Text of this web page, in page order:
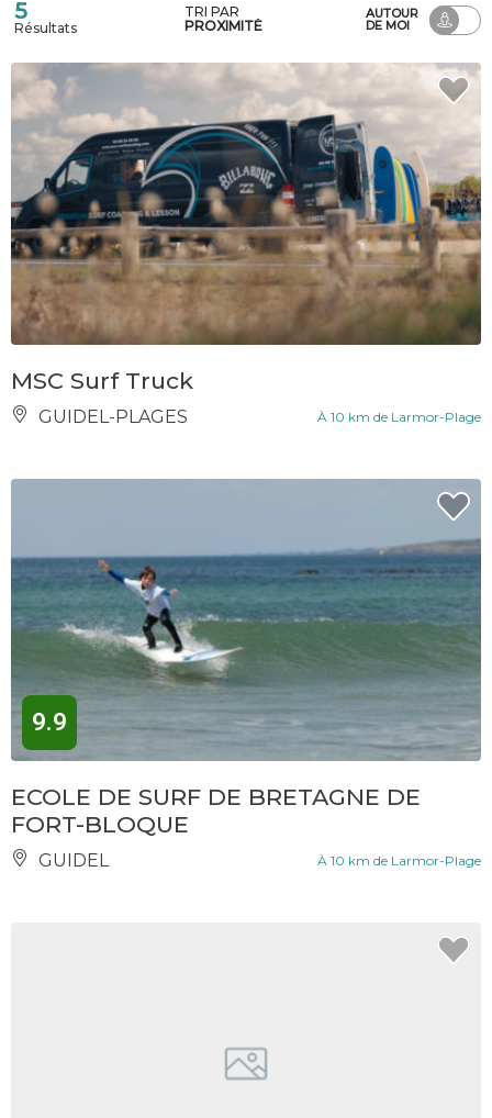
5
Résultats
TRI PAR
PROXIMITÉ
AUTOUR
DE MOI
MSC Surf Truck
GUIDEL-PLAGES À 10 km de Larmor-Plage
9.9
ECOLE DE SURF DE BRETAGNE DE
FORT-BLOQUE
GUIDEL À 10 km de Larmor-Plage